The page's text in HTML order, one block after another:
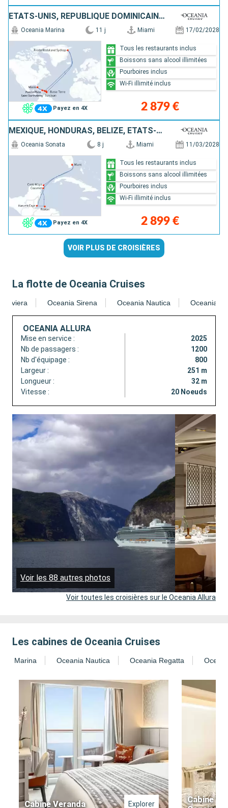
ÉTATS-UNIS, RÉPUBLIQUE DOMINICAINE, PORTO RICO, GRÖENLAND, GUADELOUPE, FRANCE, SAINT-MARTIN
Payez en 4X
Oceania Marina 11 j Miami 17/02/2028
2 879 €
Tous les restaurants inclus
Boissons sans alcool illimitées
Pourboires inclus
Wi-Fi illimité inclus
MEXIQUE, HONDURAS, BELIZE, ÉTATS-UNIS
Payez en 4X
Oceania Sonata 8 j Miami 11/03/2028
2 899 €
Tous les restaurants inclus
Boissons sans alcool illimitées
Pourboires inclus
Wi-Fi illimité inclus
VOIR PLUS DE CROISIÈRES
La flotte de Oceania Cruises
Riviera Oceania Sirena Oceania Nautica Oceania
OCEANIA ALLURA
Mise en service :
2025
Nb de passagers :
1200
Nb d'équipage :
800
Largeur :
251 m
Longueur :
32 m
Vitesse :
20 Noeuds
Voir les 88 autres photos
Voir toutes les croisières sur le Oceania Allura
Les cabines de Oceania Cruises
Marina Oceania Nautica Oceania Regatta
Cabine Veranda Explorer
Cabine